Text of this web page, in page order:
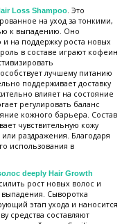
Loss Shampoo. Это
на уход за тонкими,
к выпадению. Оно
на поддержку роста новых
в составе играют кофеин
лучшему питанию
поддерживает доставку
влияет на состояние
регулировать баланс
кожного барьера. Состав
чувствительную кожу
раздражения. Благодаря
использования в
deeply Hair Growth
рост новых волос и
выпадения. Сыворотка
этап ухода и наносится
средства составляют